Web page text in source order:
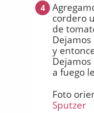
4
cordero
de
y
a fuego
Foto
Sputzer